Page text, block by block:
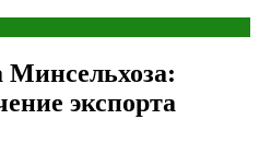
экспорта